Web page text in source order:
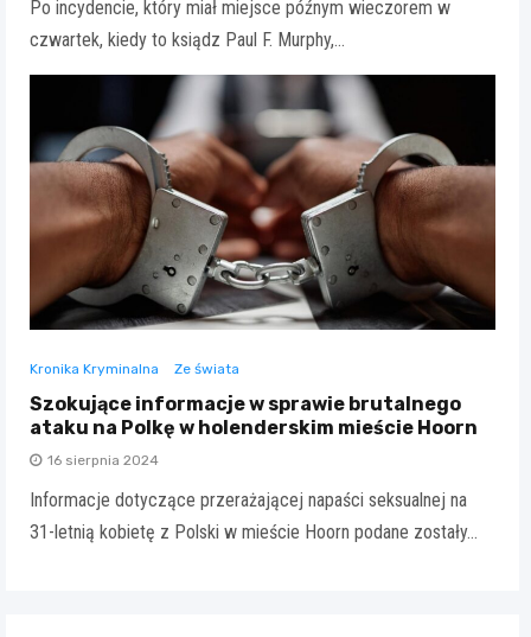
Po incydencie, który miał miejsce późnym wieczorem w
czwartek, kiedy to ksiądz Paul F. Murphy,…
Kronika Kryminalna Ze świata
Szokujące informacje w sprawie brutalnego
ataku na Polkę w holenderskim mieście Hoorn
16 sierpnia 2024
Informacje dotyczące przerażającej napaści seksualnej na
31-letnią kobietę z Polski w mieście Hoorn podane zostały…